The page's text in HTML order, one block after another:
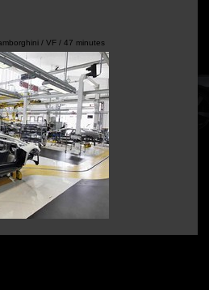
/ VF / 47 minutes